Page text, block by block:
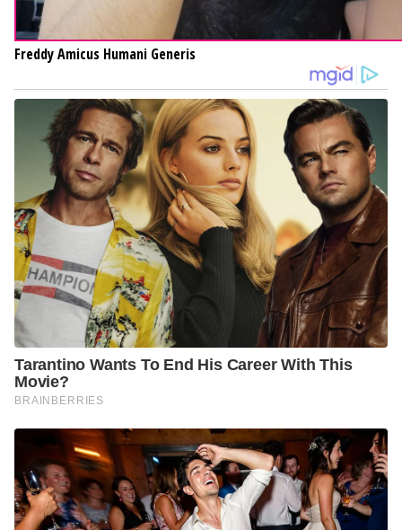
FreddyAmicus Humani Generis